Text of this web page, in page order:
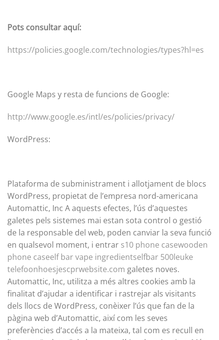
Pots consultar aquí:
https://policies.google.com/technologies/types?hl=es
Google Maps y resta de funcions de Google:
http://www.google.es/intl/es/policies/privacy/
WordPress:
Plataforma de subministrament i allotjament de blocs
WordPress, propietat de l’empresa nord-americana
Automattic, Inc A aquests efectes, l’ús d’aquestes
galetes pels sistemes mai estan sota control o gestió
de la responsable del web, poden canviar la seva funció
en qualsevol moment, i entrar s10 phone casewooden
phone caseelf bar vape ingredientselfbar 500leuke
telefoonhoesjescprwebsite.com galetes noves.
Automattic, Inc, utilitza a més altres cookies amb la
finalitat d’ajudar a identificar i rastrejar als visitants
dels llocs de WordPress, conèixer l’ús que fan de la
pàgina web d’Automattic, així com les seves
preferències d’accés a la mateixa, tal com es recull en